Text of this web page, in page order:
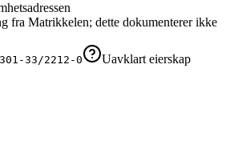
fra Matrikkelen; dette dokumenterer ikke
33/2212-0
Uavklart eierskap